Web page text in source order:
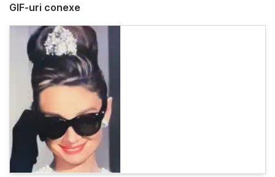
GIF-uri conexe